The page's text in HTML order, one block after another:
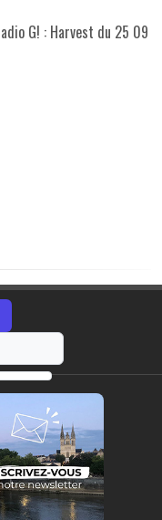
G! : Harvest du 25 09
https://radio-g.fr?18471